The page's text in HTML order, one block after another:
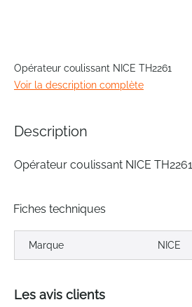
to
the
beginning
images
Opérateur coulissant NICE TH2261
Voir la description complète
Description
Opérateur coulissant NICE TH2261
Fiches techniques
Marque NICE
Les avis clients